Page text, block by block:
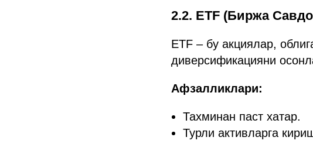
2.2. ETF (Биржа
ETF – бу акциялар,
диверсификацияни
Афзалликлари:
Тахминан паст хатар.
Турли активларга